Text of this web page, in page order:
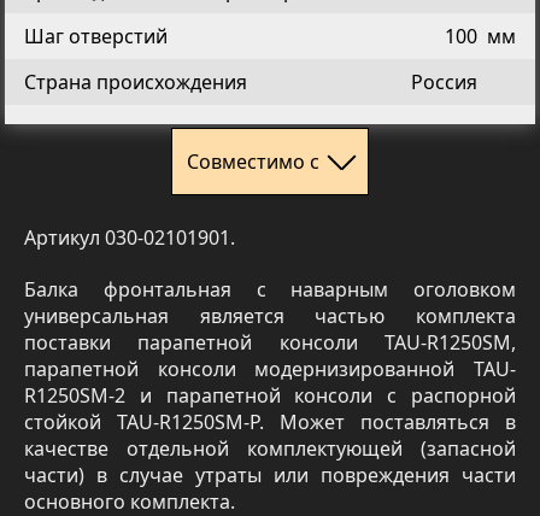
Шаг отверстий 100 мм
Страна происхождения
Россия
Совместимо с
Артикул 030-02101901.
Балка фронтальная с наварным оголовком
универсальная является частью комплекта
поставки парапетной консоли TAU-R1250SM,
парапетной консоли модернизированной TAU-
R1250SM-2 и парапетной консоли с распорной
стойкой TAU-R1250SM-Р. Может поставляться в
качестве отдельной комплектующей (запасной
части) в случае утраты или повреждения части
основного комплекта.